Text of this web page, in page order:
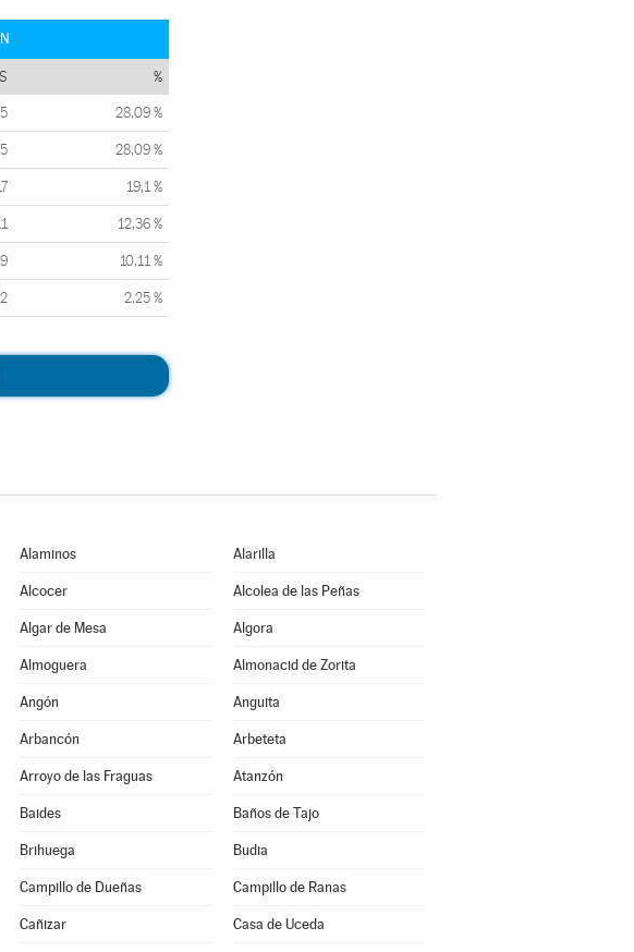
%
28,09 %
28,09 %
19,1 %
12,36 %
9 10,11 %
2 2,25 %
Alaminos Alarilla
Alcocer Alcolea de las Peñas
Algar de Mesa Algora
Almoguera Almonacid de Zorita
Angón Anguita
Arbancón Arbeteta
Arroyo de las Fraguas Atanzón
Baides Baños de Tajo
Brihuega Budia
Campillo de Dueñas Campillo de Ranas
Cañizar Casa de Uceda